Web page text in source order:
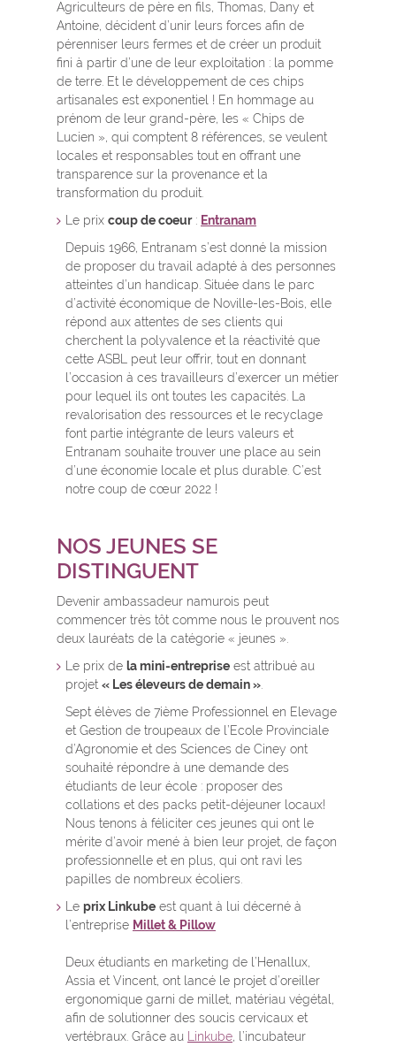
Agriculteurs de père en fils, Thomas, Dany et
Antoine, décident d’unir leurs forces afin de
pérenniser leurs fermes et de créer un produit
fini à partir d’une de leur exploitation : la pomme
de terre. Et le développement de ces chips
artisanales est exponentiel ! En hommage au
prénom de leur grand-père, les « Chips de
Lucien », qui comptent 8 références, se veulent
locales et responsables tout en offrant une
transparence sur la provenance et la
transformation du produit.
Le prix coup de coeur: Entranam
Depuis 1966, Entranam s’est donné la mission
de proposer du travail adapté à des personnes
atteintes d’un handicap. Située dans le parc
d’activité économique de Noville-les-Bois, elle
répond aux attentes de ses clients qui
cherchent la polyvalence et la réactivité que
cette ASBL peut leur offrir, tout en donnant
l’occasion à ces travailleurs d’exercer un métier
pour lequel ils ont toutes les capacités. La
revalorisation des ressources et le recyclage
font partie intégrante de leurs valeurs et
Entranam souhaite trouver une place au sein
d’une économie locale et plus durable. C’est
notre coup de cœur 2022 !
NOS JEUNES SE
DISTINGUENT
Devenir ambassadeur namurois peut
commencer très tôt comme nous le prouvent nos
deux lauréats de la catégorie « jeunes ».
Le prix de la mini-entreprise est attribué au
projet « Les éleveurs de demain »
Sept élèves de 7ième Professionnel en Elevage
et Gestion de troupeaux de l’Ecole Provinciale
d’Agronomie et des Sciences de Ciney ont
souhaité répondre à une demande des
étudiants de leur école : proposer des
collations et des packs petit-déjeuner locaux!
Nous tenons à féliciter ces jeunes qui ont le
mérite d’avoir mené à bien leur projet, de façon
professionnelle et en plus, qui ont ravi les
papilles de nombreux écoliers.
Le prix Linkube est quant à lui décerné à
l’entreprise Millet & Pillow
Deux étudiants en marketing de l’Henallux,
Assia et Vincent, ont lancé le projet d’oreiller
ergonomique garni de millet, matériau végétal,
afin de solutionner des soucis cervicaux et
vertébraux. Grâce au
Linkube , l’incubateur